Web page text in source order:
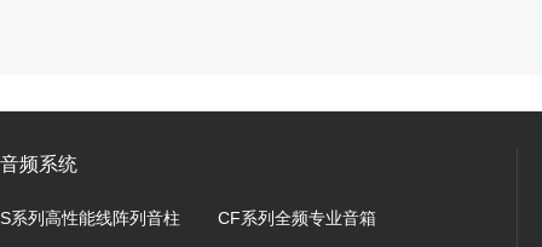
音频系统
S系列高性能线阵列音柱 CF系列全频专业音箱